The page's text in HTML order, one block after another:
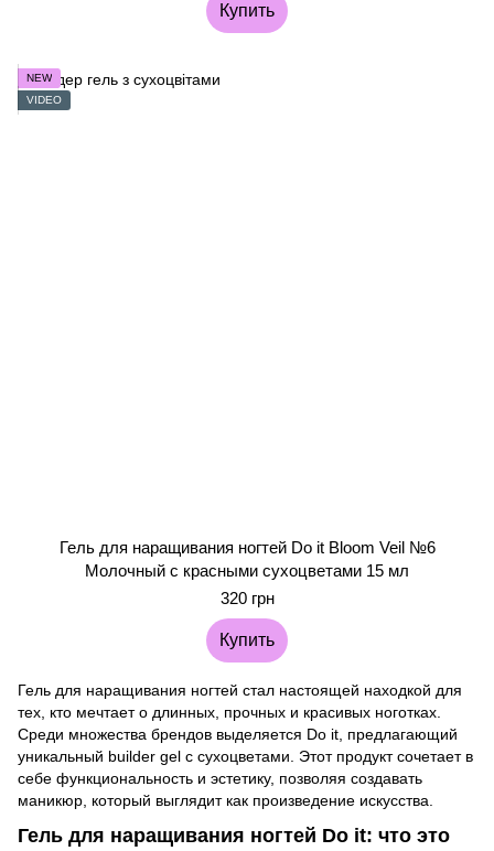
Купить
NEW
VIDEO
Гель для наращивания ногтей Do it Bloom Veil №6
Молочный с красными сухоцветами 15 мл
320 грн
Купить
Гель для наращивания ногтей стал настоящей находкой для
тех, кто мечтает о длинных, прочных и красивых ноготках.
Среди множества брендов выделяется Do it, предлагающий
уникальный builder gel с сухоцветами. Этот продукт сочетает в
себе функциональность и эстетику, позволяя создавать
маникюр, который выглядит как произведение искусства.
Гель для наращивания ногтей Do it: что это